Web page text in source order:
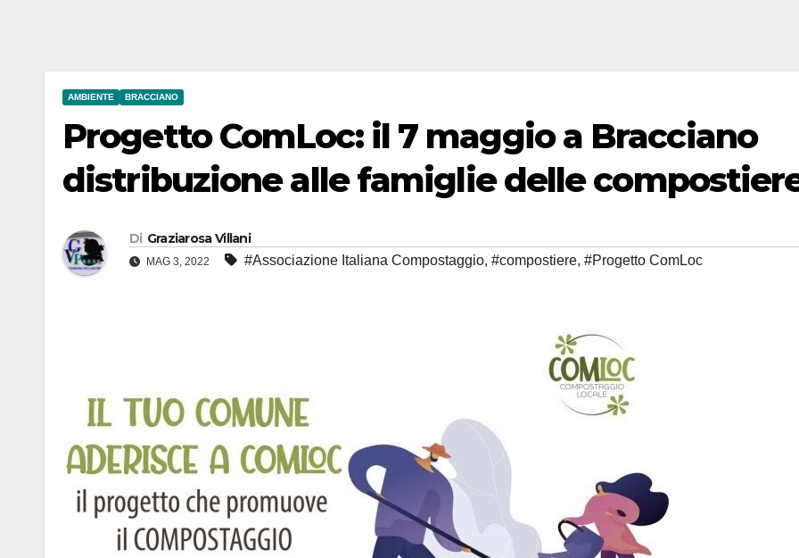
AMBIENTE BRACCIANO
Progetto ComLoc: il 7 maggio a Bracciano
distribuzione alle famiglie delle
Di Graziarosa Villani
MAG 3, 2022 #Associazione Italiana Compostaggio, #compostiere, #Progetto ComLoc